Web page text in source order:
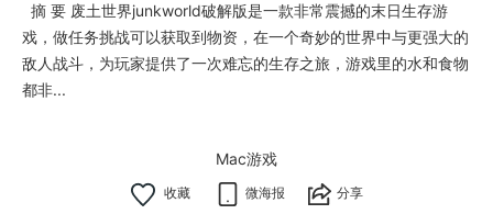
摘 要 废土世界junkworld破解版是一款非常震撼的末日生存游
戏，做任务挑战可以获取到物资，在一个奇妙的世界中与更强大的
敌人战斗，为玩家提供了一次难忘的生存之旅，游戏里的水和食物
都非...
Mac游戏
微海报 分享